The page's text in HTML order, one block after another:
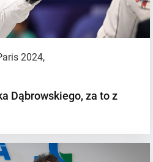
2024,
Dąbrowskiego, za to z